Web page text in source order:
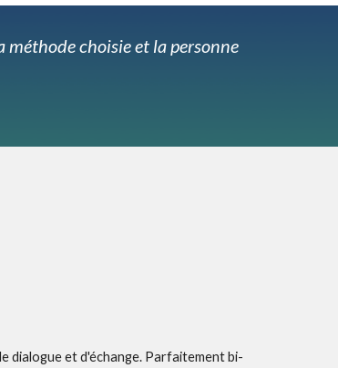
méthode choisie et la personne
dialogue et d'échange. Parfaitement bi-